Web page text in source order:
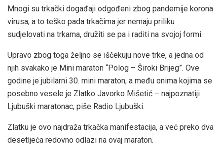
Mnogi su trkački događaji odgođeni zbog pandemije korona
virusa, a to teško pada trkačima jer nemaju priliku
sudjelovati na trkama, družiti se pa i raditi na svojoj formi.
Upravo zbog toga željno se iščekuju nove trke, a jedna od
njih svakako je Mini maraton “Polog – Široki Brijeg”. Ove
godine je jubilarni 30. mini maraton, a među onima kojima se
posebno vesele je Zlatko Javorko Mišetić – najpoznatiji
Ljubuški maratonac, piše Radio Ljubuški.
Zlatku je ovo najdraža trkačka manifestacija, a već preko dva
desetljeća redovno odlazi na ovaj maraton.